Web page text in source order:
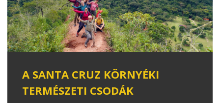
A SANTA CRUZ KÖRNYÉKI
TERMÉSZETI CSODÁK